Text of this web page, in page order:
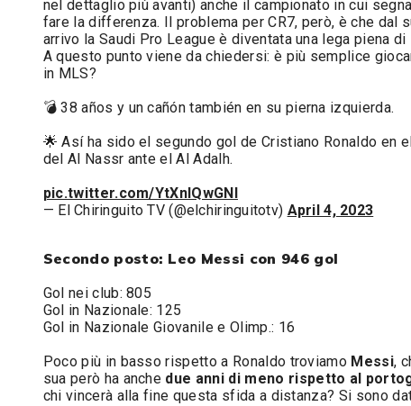
nel dettaglio più avanti) anche il campionato in cui
fare la differenza. Il problema per CR7, però, è che dal
arrivo la Saudi Pro League è diventata una lega piena
A questo punto viene da chiedersi: è più semplice
in MLS?
💣 38 años y un cañón también en su pierna izquierda.
🌟 Así ha sido el segundo gol de Cristiano Ronaldo en
del Al Nassr ante el Al Adalh.
pic.twitter.com/YtXnIQwGNl
— El Chiringuito TV (@elchiringuitotv) April 4, 2023
Secondo posto: Leo Messi con 946 gol
Gol nei club: 805
Gol in Nazionale: 125
Gol in Nazionale Giovanile e Olimp.: 16
Poco più in basso rispetto a Ronaldo troviamo Messi,
sua però ha anche due anni di meno rispetto al
chi vincerà alla fine questa sfida a distanza? Si sono